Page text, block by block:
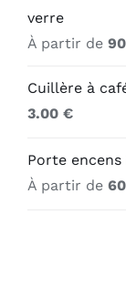
verre
À partir de
Cuillère à
3.00 €
Porte
À partir de